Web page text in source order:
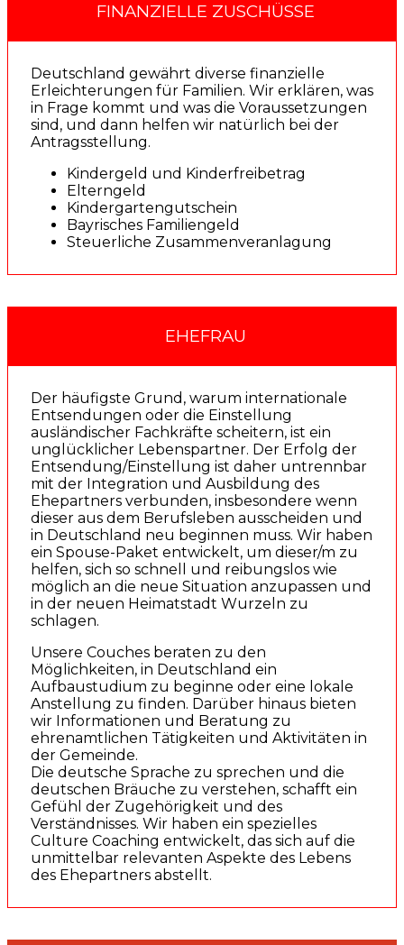
FINANZIELLE ZUSCHÜSSE
Deutschland gewährt diverse finanzielle
Erleichterungen für Familien. Wir erklären, was
in Frage kommt und was die Voraussetzungen
sind, und dann helfen wir natürlich bei der
Antragsstellung.
Kindergeld und Kinderfreibetrag
Elterngeld
Kindergartengutschein
Bayrisches Familiengeld
Steuerliche Zusammenveranlagung
EHEFRAU
Der häufigste Grund, warum internationale
Entsendungen oder die Einstellung
ausländischer Fachkräfte scheitern, ist ein
unglücklicher Lebenspartner. Der Erfolg der
Entsendung/Einstellung ist daher untrennbar
mit der Integration und Ausbildung des
Ehepartners verbunden, insbesondere wenn
dieser aus dem Berufsleben ausscheiden und
in Deutschland neu beginnen muss. Wir haben
ein Spouse-Paket entwickelt, um dieser/m zu
helfen, sich so schnell und reibungslos wie
möglich an die neue Situation anzupassen und
in der neuen Heimatstadt Wurzeln zu
schlagen.
Unsere Couches beraten zu den
Möglichkeiten, in Deutschland ein
Aufbaustudium zu beginne oder eine lokale
Anstellung zu finden. Darüber hinaus bieten
wir Informationen und Beratung zu
ehrenamtlichen Tätigkeiten und Aktivitäten in
der Gemeinde.
Die deutsche Sprache zu sprechen und die
deutschen Bräuche zu verstehen, schafft ein
Gefühl der Zugehörigkeit und des
Verständnisses. Wir haben ein spezielles
Culture Coaching entwickelt, das sich auf die
unmittelbar relevanten Aspekte des Lebens
des Ehepartners abstellt.